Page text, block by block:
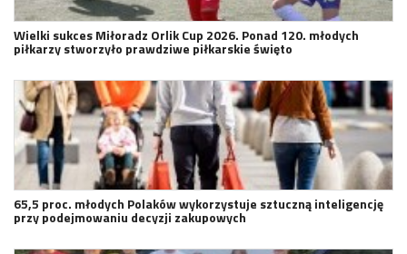
Wielki sukces Miłoradz Orlik Cup 2026. Ponad 120. młodych
piłkarzy stworzyło prawdziwe piłkarskie święto
65,5 proc. młodych Polaków wykorzystuje sztuczną inteligencję
przy podejmowaniu decyzji zakupowych